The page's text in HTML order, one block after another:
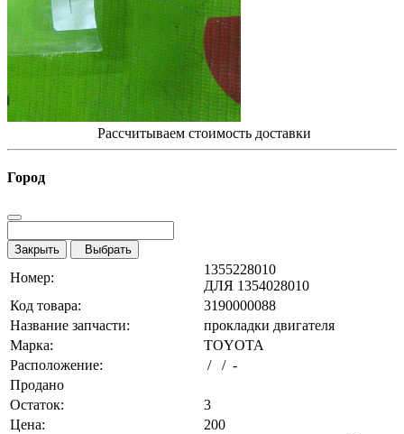
Рассчитываем стоимость доставки
Город
Закрыть Выбрать
Номер:
1355228010
ДЛЯ 1354028010
Код товара:
3190000088
Название запчасти:
прокладки двигателя
Марка:
TOYOTA
Расположение:
/ / -
Продано
Остаток:
3
Цена:
200